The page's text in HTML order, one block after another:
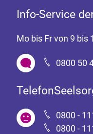
Info-Service
Mo bis Fr von 9 bis
0800 50
0800 -
0800 -